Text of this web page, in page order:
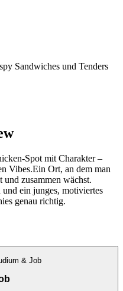
Sandwiches und Tenders
Spot mit Charakter –
Vibes.Ein Ort, an dem man
und zusammen wächst.
ein junges, motiviertes
genau richtig.
& Job